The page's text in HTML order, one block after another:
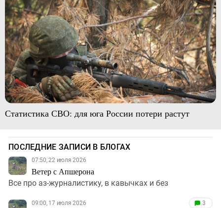
Статистика СВО: для юга России потери растут
ПОСЛЕДНИЕ ЗАПИСИ В БЛОГАХ
07:50, 22 июля 2026
Ветер с Апшерона
Все про аз-журналистику, в кавычках и без
09:00, 17 июля 2026 3